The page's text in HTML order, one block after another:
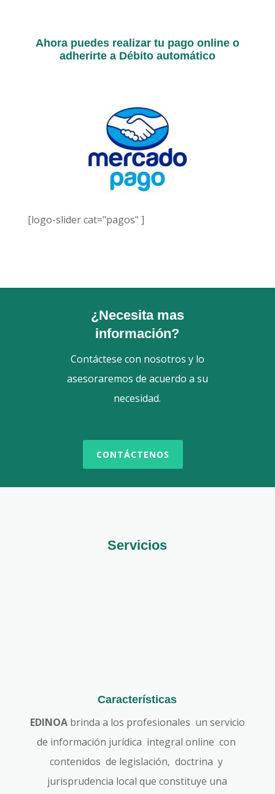
Ahora puedes realizar tu pago online o
adherirte a Débito automático
[logo-slider cat="pagos" ]
¿Necesita mas
información?
Contáctese con nosotros y lo
asesoraremos de acuerdo a su
necesidad.
CONTÁCTENOS
Servicios
Características
EDINOA brinda a los profesionales un servicio
de información jurídica integral online con
contenidos de legislación, doctrina y
jurisprudencia local que constituye una